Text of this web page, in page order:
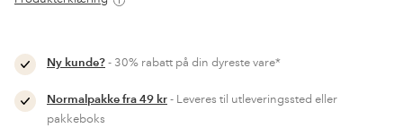
Ny kunde?- 30% rabatt på din dyreste vare*
Normalpakke fra 49 kr- Leveres til utleveringssted eller
pakkeboks